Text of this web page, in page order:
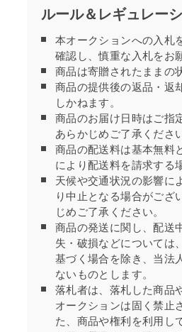
ルール＆レギュレー
本オークションへの入札
確認し、慎重な入札をお
商品は寄贈されたままの
商品の提供後の返品・返
しかねます。
商品のお届け日時はご指
あらかじめご了承くださ
商品の配送料は基本無料
により配送料を請求する
天候や交通状況の影響に
り中止となる場合がご
じめご了承ください。
商品の発送に関し、配送
失・破損などについては
基づく場合を除き、当法
ないものとします。
落札者は、落札した商品
オークションは固く禁止
た、商品や権利を利用し